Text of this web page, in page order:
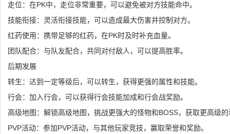
走位：在PK中，走位非常重要，可以避免被对方技能命中。
技能衔接：灵活衔接技能，可以造成最大伤害并控制对方。
红药使用：携带足够的红药，在PK时及时补充血量。
团队配合：与队友配合，共同对付敌人，可以提高胜率。
后期发展
转生：达到一定等级后，可以转生，获得更强的属性和技能。
行会：加入行会，可以获得行会技能加成和行会战奖励。
高级地图：解锁高级地图，挑战更强大的怪物和BOSS，获取更高级
PVP活动：参加PVP活动，与其他玩家竞技，赢取荣誉和奖励。